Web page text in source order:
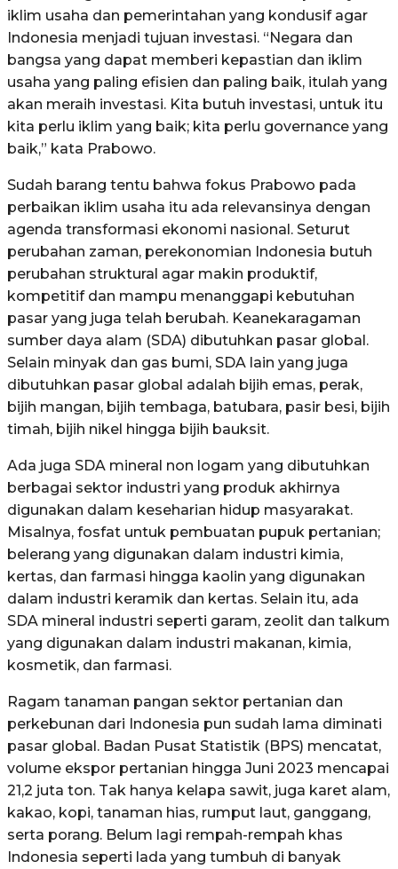
iklim usaha dan pemerintahan yang kondusif agar
Indonesia menjadi tujuan investasi. “Negara dan
bangsa yang dapat memberi kepastian dan iklim
usaha yang paling efisien dan paling baik, itulah yang
akan meraih investasi. Kita butuh investasi, untuk itu
kita perlu iklim yang baik; kita perlu governance yang
baik,” kata Prabowo.
Sudah barang tentu bahwa fokus Prabowo pada
perbaikan iklim usaha itu ada relevansinya dengan
agenda transformasi ekonomi nasional. Seturut
perubahan zaman, perekonomian Indonesia butuh
perubahan struktural agar makin produktif,
kompetitif dan mampu menanggapi kebutuhan
pasar yang juga telah berubah. Keanekaragaman
sumber daya alam (SDA) dibutuhkan pasar global.
Selain minyak dan gas bumi, SDA lain yang juga
dibutuhkan pasar global adalah bijih emas, perak,
bijih mangan, bijih tembaga, batubara, pasir besi, bijih
timah, bijih nikel hingga bijih bauksit.
Ada juga SDA mineral non logam yang dibutuhkan
berbagai sektor industri yang produk akhirnya
digunakan dalam keseharian hidup masyarakat.
Misalnya, fosfat untuk pembuatan pupuk pertanian;
belerang yang digunakan dalam industri kimia,
kertas, dan farmasi hingga kaolin yang digunakan
dalam industri keramik dan kertas. Selain itu, ada
SDA mineral industri seperti garam, zeolit dan talkum
yang digunakan dalam industri makanan, kimia,
kosmetik, dan farmasi.
Ragam tanaman pangan sektor pertanian dan
perkebunan dari Indonesia pun sudah lama diminati
pasar global. Badan Pusat Statistik (BPS) mencatat,
volume ekspor pertanian hingga Juni 2023 mencapai
21,2 juta ton. Tak hanya kelapa sawit, juga karet alam,
kakao, kopi, tanaman hias, rumput laut, ganggang,
serta porang. Belum lagi rempah-rempah khas
Indonesia seperti lada yang tumbuh di banyak